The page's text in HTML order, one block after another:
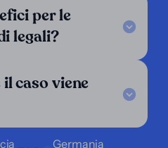
per le
legali?
il caso viene
in:
Cile
Germania